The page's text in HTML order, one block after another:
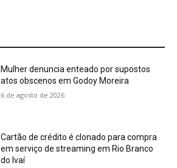
Mulher denuncia enteado por supostos
atos obscenos em Godoy Moreira
6 de agosto de 2026
Cartão de crédito é clonado para compra
em serviço de streaming em Rio Branco
do Ivaí